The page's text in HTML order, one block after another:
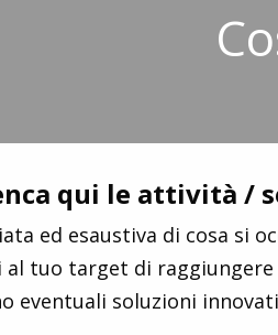
qui le attività /
ed esaustiva di cosa si
tuo target di
eventuali soluzioni